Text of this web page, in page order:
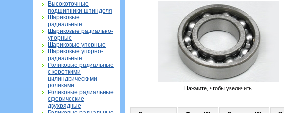
Высокоточные
подшипники шпинделя
Шариковые
радиальные
Шариковые радиально-
упорные
Шариковые упорные
Шариковые упорно-
радиальные
Роликовые радиальные
с короткими
цилиндрическими
роликами
Роликовые радиальные
сферические
двухрядные
Нажмите, чтобы увеличить